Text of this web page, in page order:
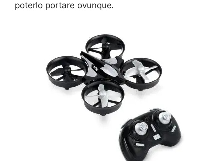
poterlo portare ovunque.